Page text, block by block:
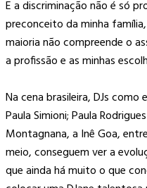
E a discriminação não é só
preconceito da minha
maioria não compreende o
a profissão e as minhas
Na cena brasileira, DJs como
Paula Simioni; Paula
Montagnana, a Inê Goa,
meio, conseguem ver a
que ainda há muito o que